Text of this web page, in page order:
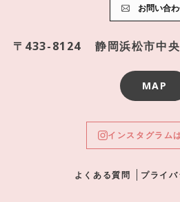
お問い合
〒433-8124 静岡浜松市中
MAP
インスタグラム
よくある質問 プライ